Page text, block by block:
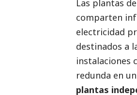
Las plantas
comparten
electricidad
destinados a
instalaciones
redunda en un
plantas